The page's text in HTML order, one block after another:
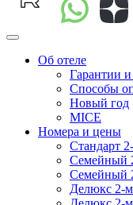
Об отеле
Гарантии
Способы
Новый год
MICE
Номера и цены
Стандарт
Семейный
Семейный
Делюкс 2-